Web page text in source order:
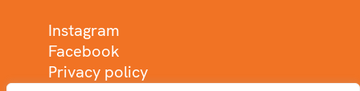
Instagram
Facebook
Privacy policy